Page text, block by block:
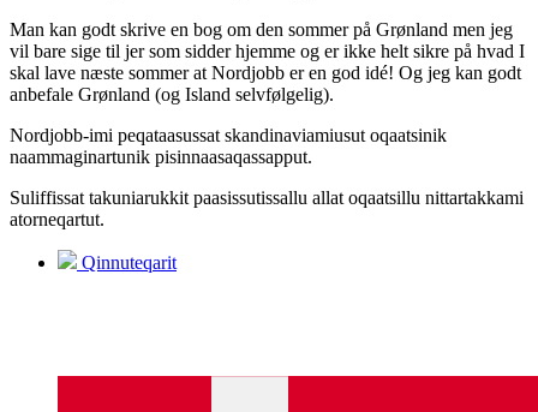
Man kan godt skrive en bog om den sommer på Grønland men jeg
vil bare sige til jer som sidder hjemme og er ikke helt sikre på hvad I
skal lave næste sommer at Nordjobb er en god idé! Og jeg kan godt
anbefale Grønland (og Island selvfølgelig).
Nordjobb-imi peqataasussat skandinaviamiusut oqaatsinik
naammaginartunik pisinnaasaqassapput.
Suliffissat takuniarukkit paasissutissallu allat oqaatsillu nittartakkami
atorneqartut.
Qinnuteqarit